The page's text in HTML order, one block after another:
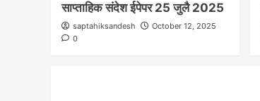
साप्ताहिक संदेश ईपेपर 25 जुलै 2025
saptahiksandesh
October 12, 2025
0